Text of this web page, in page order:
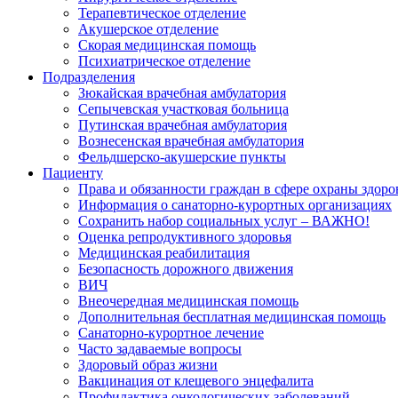
Терапевтическое отделение
Акушерское отделение
Скорая медицинская помощь
Психиатрическое отделение
Подразделения
Зюкайская врачебная амбулатория
Сепычевская участковая больница
Путинская врачебная амбулатория
Вознесенская врачебная амбулатория
Фельдшерско-акушерские пункты
Пациенту
Права и обязанности граждан в сфере охраны
Информация о санаторно-курортных организациях
Сохранить набор социальных услуг – ВАЖНО!
Оценка репродуктивного здоровья
Медицинская реабилитация
Безопасность дорожного движения
ВИЧ
Внеочередная медицинская помощь
Дополнительная бесплатная медицинская помощь
Санаторно-курортное лечение
Часто задаваемые вопросы
Здоровый образ жизни
Вакцинация от клещевого энцефалита